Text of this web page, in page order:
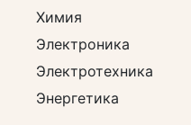
Химия
Электроника
Электротехника
Энергетика